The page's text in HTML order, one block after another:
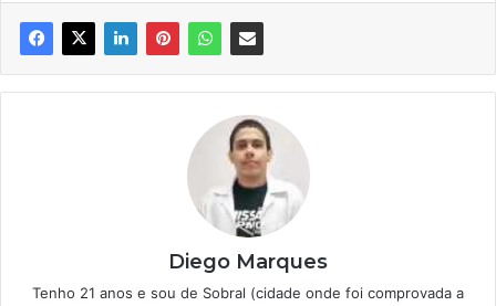
Diego Marques
Tenho 21 anos e sou de Sobral (cidade onde foi comprovada a